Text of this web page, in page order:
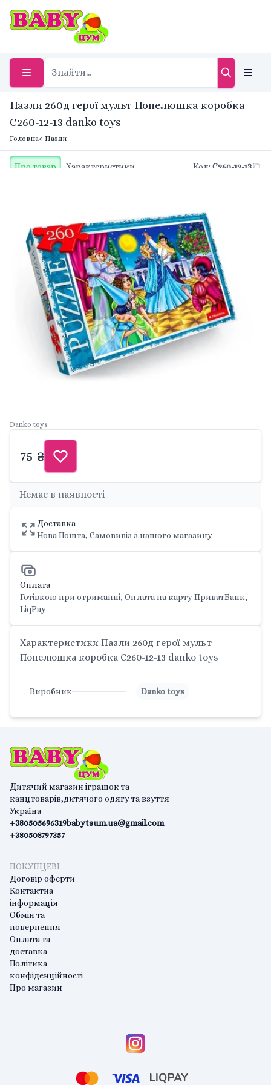
Пазли 260д герої мульт Попелюшка коробка
C260-12-13 danko toys
Головна< Пазли
Про товар Характеристики Код: C260-12-13
Danko toys
75 ₴
Немає в наявності
Доставка
Нова Пошта, Самовивіз з нашого магазину
Оплата
Готівкою при отриманні, Оплата на карту ПриватБанк,
LiqPay
Характеристики Пазли 260д герої мульт
Попелюшка коробка C260-12-13 danko toys
Виробник Danko toys
Дитячий магазин іграшок та
канцтоварів,дитячого одягу та взуття
Україна
+380505696319
+380508797357
babytsum.ua@gmail.com
ПОКУПЦЕВІ
Договір оферти
Контактна
інформація
Обмін та
повернення
Оплата та
доставка
Політика
конфіденційності
Про магазин